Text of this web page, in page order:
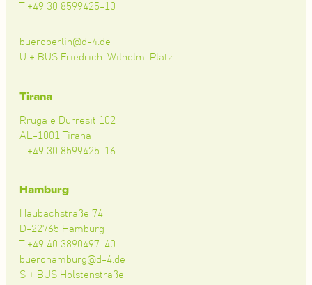
T +49 30 8599425-10
bueroberlin@d-4.de
U + BUS Friedrich-Wilhelm-Platz
Tirana
Rruga e Durresit 102
AL-1001 Tirana
T +49 30 8599425-16
Hamburg
Haubachstraße 74
D-22765 Hamburg
T +49 40 3890497-40
buerohamburg@d-4.de
S + BUS Holstenstraße